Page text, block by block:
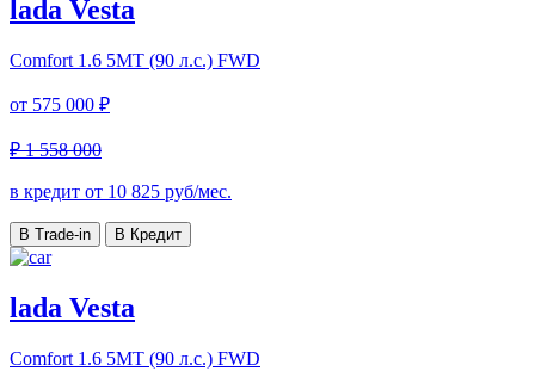
lada Vesta
Comfort 1.6 5MT (90 л.с.) FWD
от 575 000 ₽
₽ 1 558 000
в кредит от 10 825 руб/мес.
В Trade-in В Кредит
lada Vesta
Comfort 1.6 5MT (90 л.с.) FWD